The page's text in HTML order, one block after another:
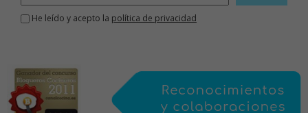
He leído y acepto la política de privacidad